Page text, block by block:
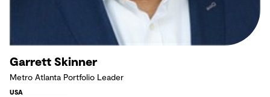
Garrett Skinner
Metro Atlanta Portfolio Leader
USA